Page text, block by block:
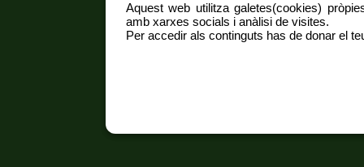
Aquest web utilitza galetes(cookies)
amb xarxes socials i anàlisi de visites.
Per accedir als continguts has de donar el